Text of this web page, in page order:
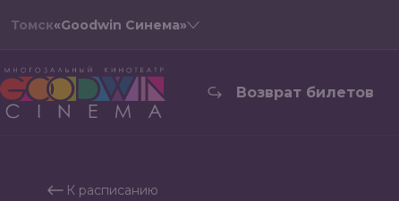
Томск«Goodwin Синема»
Возврат билетов
К расписанию